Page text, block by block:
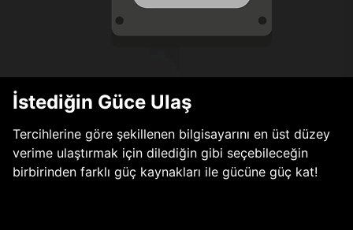
İstediğin Güce Ulaş
Tercihlerine göre şekillenen bilgisayarını en üst düzey
verime ulaştırmak için dilediğin gibi seçebileceğin
birbirinden farklı güç kaynakları ile gücüne güç kat!